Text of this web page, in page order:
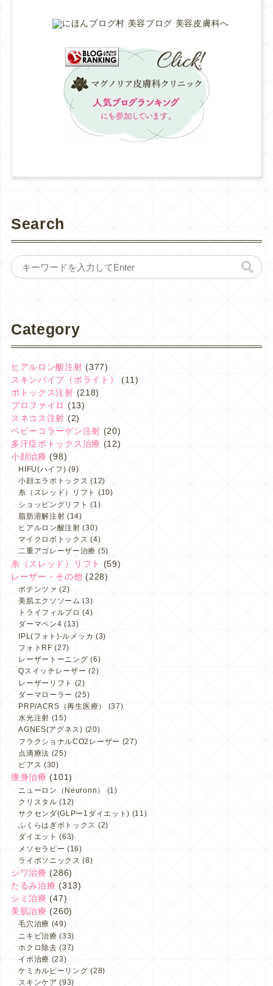
Search
Category
ヒアルロン酸注射 (377)
スキンバイブ（ボライト）
(11)
ボトックス注射 (218)
プロファイロ (13)
スネコス注射 (2)
ベビーコラーゲン注射 (20)
多汗症ボトックス治療 (12)
小顔治療 (98)
HIFU(ハイフ) (9)
小顔エラボトックス (12)
糸（スレッド）リフト (10)
ショッピングリフト (1)
脂肪溶解注射 (14)
ヒアルロン酸注射 (30)
マイクロボトックス (4)
二重アゴレーザー治療 (5)
糸（スレッド）リフト
(59)
レーザー・その他 (228)
ポテンツァ (2)
美肌エクソソーム (3)
トライフィルプロ (4)
ダーマペン4 (13)
IPL(フォト)-ルメッカ (3)
フォトRF (27)
レーザートーニング (6)
Qスイッチレーザー (2)
レーザーリフト (2)
ダーマローラー (25)
PRP/ACRS（再生医療）
(37)
水光注射 (15)
AGNES(アグネス) (20)
フラクショナルCO2レーザー (27)
点滴療法 (25)
ピアス (30)
痩身治療 (101)
ニューロン（Neuronn）
(1)
クリスタル (12)
サクセンダ(GLPー1ダイエット) (11)
ふくらはぎボトックス (2)
ダイエット (63)
メソセラピー (16)
ライポソニックス (8)
シワ治療 (286)
たるみ治療 (313)
シミ治療 (47)
美肌治療 (260)
毛穴治療 (49)
ニキビ治療 (33)
ホクロ除去 (37)
イボ治療 (23)
ケミカルピーリング (28)
スキンケア (93)